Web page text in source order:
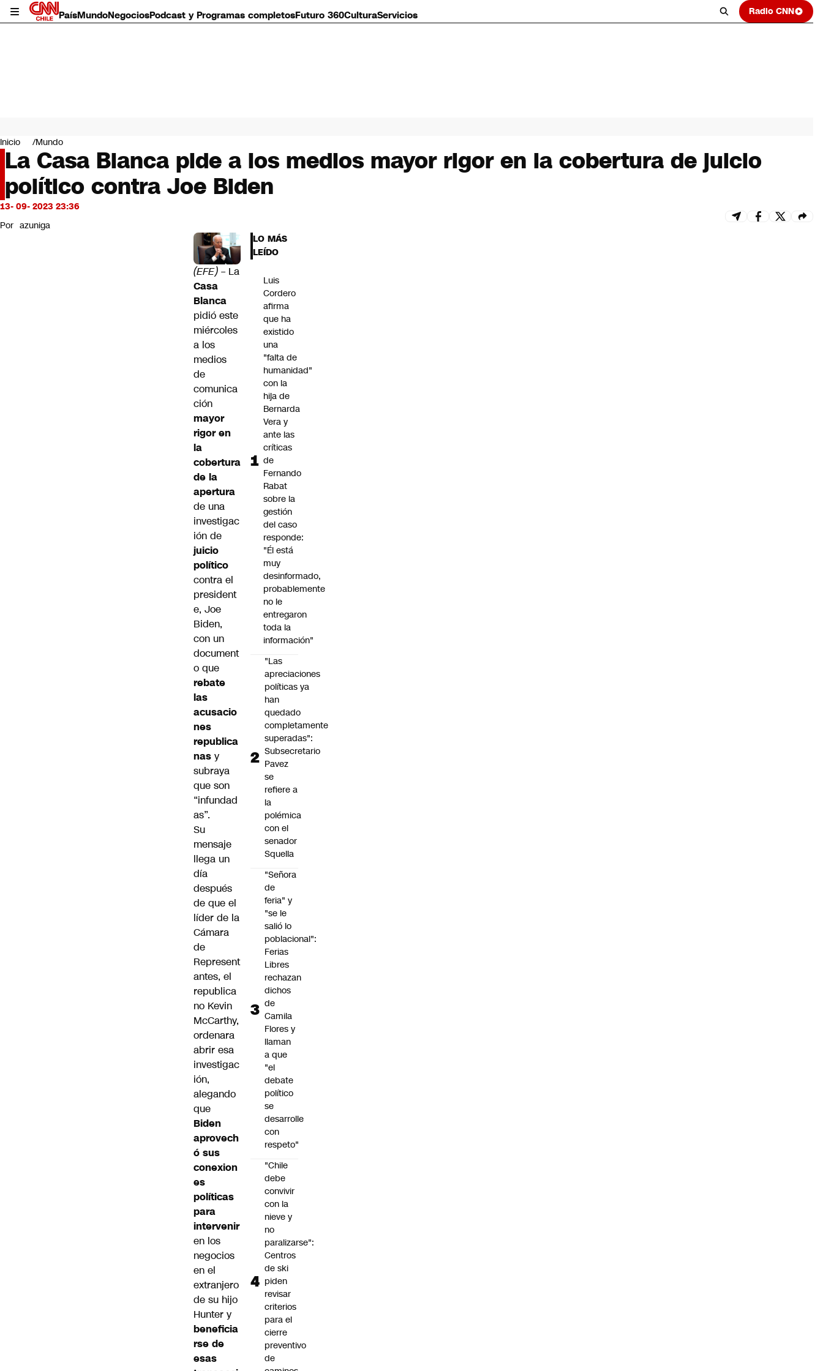
PaísMundoNegociosPodcast y Programas completosFuturo 360CulturaServicios Radio CNN
Mundo
Negocios
Deportes
Programas completos
Cultura
Servicios
CNN Data
Inicio Mundo
La Casa Blanca pide a los medios mayor rigor en la cobertura de juicio
político contra Joe Biden
13- 09- 2023 23:36
Por azuniga
(EFE) – La
Casa
Blanca
pidió este
miércoles
a los
medios
de
comunica
ción
mayor
rigor en
la
cobertura
de la
apertura
de una
investigac
ión de
juicio
político
contra el
president
e, Joe
Biden,
con un
document
o que
rebate
las
acusacio
nes
republica
nas y
subraya
que son
“infundad
as”.
Su
mensaje
llega un
día
después
de que el
líder de la
Cámara
de
Represent
antes, el
republica
no Kevin
McCarthy,
ordenara
abrir esa
investigac
ión,
alegando
que
Biden
aprovech
ó sus
conexion
es
políticas
para
intervenir
en los
negocios
en el
extranjero
de su hijo
Hunter y
beneficia
rse de
esas
LO MÁS
LEÍDO
Luis
Cordero
afirma
que ha
existido
una
"falta de
humanidad"
con la
hija de
Bernarda
Vera y
ante las
críticas
de
Fernando
Rabat
sobre la
gestión
del caso
responde:
"Él está
muy
desinformado,
probablemente
no le
entregaron
toda la
información"
"Las
apreciaciones
políticas ya
han
quedado
completamente
superadas":
Subsecretario
Pavez
se
refiere a
la
polémica
con el
senador
Squella
"Señora
de
feria" y
"se le
salió lo
poblacional":
Ferias
Libres
rechazan
dichos
de
Camila
Flores y
llaman
a que
"el
debate
político
se
desarrolle
con
respeto"
"Chile
debe
convivir
con la
nieve y
no
paralizarse":
Centros
de ski
piden
revisar
criterios
para el
cierre
preventivo
de